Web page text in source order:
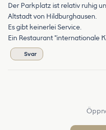
Der Parkplatz ist relativ ruhig
Altstadt von Hildburghausen.
Es gibt keinerlei Service.
Ein Restaurant "internationale
Svar